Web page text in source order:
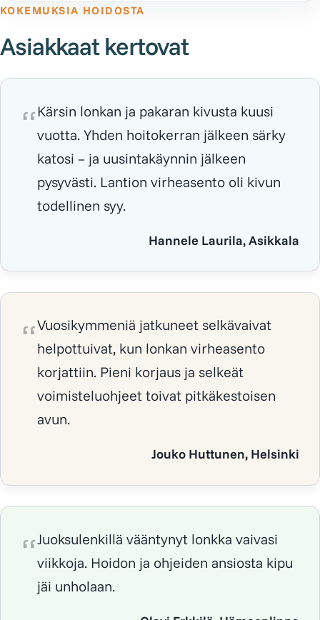
KOKEMUKSIA HOIDOSTA
Asiakkaat kertovat
Kärsin lonkan ja pakaran kivusta kuusi
vuotta. Yhden hoitokerran jälkeen särky
katosi – ja uusintakäynnin jälkeen
pysyvästi. Lantion virheasento oli kivun
todellinen syy.
Hannele Laurila, Asikkala
Vuosikymmeniä jatkuneet selkävaivat
helpottuivat, kun lonkan virheasento
korjattiin. Pieni korjaus ja selkeät
voimisteluohjeet toivat pitkäkestoisen
avun.
Jouko Huttunen, Helsinki
Juoksulenkillä vääntynyt lonkka vaivasi
viikkoja. Hoidon ja ohjeiden ansiosta kipu
jäi unholaan.